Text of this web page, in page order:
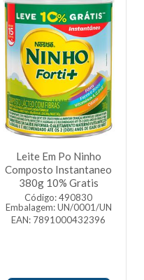
Leite Em Po Ninho
Composto Instantaneo
380g 10% Gratis
Código: 490830
Embalagem: UN/0001/UN
EAN: 7891000432396